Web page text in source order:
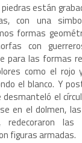
están
con una
formas
con
para las formas
como el rojo
el blanco. Y
desmanteló el
en el dolmen,
redecoraron las
figuras armadas.